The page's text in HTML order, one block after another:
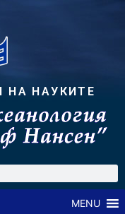
НА НАУКИТЕ
MENU